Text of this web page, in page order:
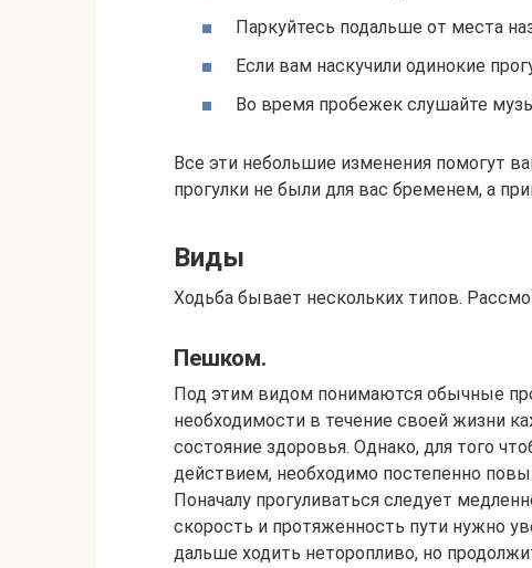
Паркуйтесь подальше от места
Если вам наскучили одинокие
Во время пробежек слушайте
Все эти небольшие изменения помогут
прогулки не были для вас бременем, а
Виды
Ходьба бывает нескольких типов.
Пешком.
Под этим видом понимаются обычные
необходимости в течение своей жизни
состояние здоровья. Однако, для того
действием, необходимо постепенно
Поначалу прогуливаться следует
скорость и протяженность пути нужно
дальше ходить неторопливо, но